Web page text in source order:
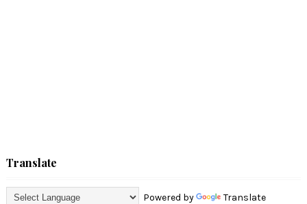
Translate
Powered by Translate